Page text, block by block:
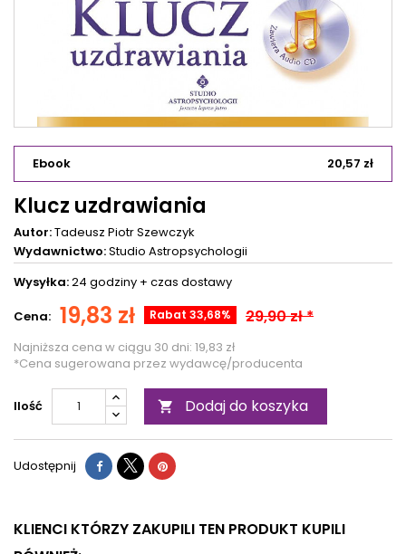
Ebook 20,57 zł
Klucz uzdrawiania
Autor:Tadeusz Piotr Szewczyk
Wydawnictwo:Studio Astropsychologii
Wysyłka:24 godziny + czas dostawy
Cena: 19,83 zł Rabat 33,68% 29,90 zł *
Najniższa cena w ciągu 30 dni: 19,83 zł
*Cena sugerowana przez wydawcę/producenta
Ilość  Dodaj do koszyka
Udostępnij
KLIENCI KTÓRZY ZAKUPILI TEN PRODUKT KUPILI